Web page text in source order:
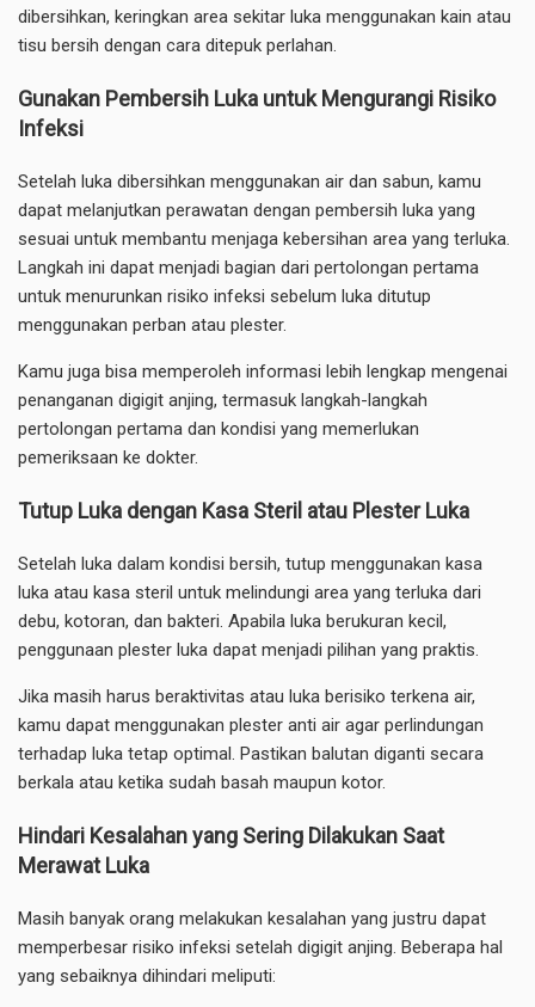
dibersihkan, keringkan area sekitar luka menggunakan kain atau
tisu bersih dengan cara ditepuk perlahan.
Gunakan Pembersih Luka untuk Mengurangi Risiko
Infeksi
Setelah luka dibersihkan menggunakan air dan sabun, kamu
dapat melanjutkan perawatan dengan pembersih luka yang
sesuai untuk membantu menjaga kebersihan area yang terluka.
Langkah ini dapat menjadi bagian dari pertolongan pertama
untuk menurunkan risiko infeksi sebelum luka ditutup
menggunakan perban atau plester.
Kamu juga bisa memperoleh informasi lebih lengkap mengenai
penanganan digigit anjing, termasuk langkah-langkah
pertolongan pertama dan kondisi yang memerlukan
pemeriksaan ke dokter.
Tutup Luka dengan Kasa Steril atau Plester Luka
Setelah luka dalam kondisi bersih, tutup menggunakan kasa
luka atau kasa steril untuk melindungi area yang terluka dari
debu, kotoran, dan bakteri. Apabila luka berukuran kecil,
penggunaan plester luka dapat menjadi pilihan yang praktis.
Jika masih harus beraktivitas atau luka berisiko terkena air,
kamu dapat menggunakan plester anti air agar perlindungan
terhadap luka tetap optimal. Pastikan balutan diganti secara
berkala atau ketika sudah basah maupun kotor.
Hindari Kesalahan yang Sering Dilakukan Saat
Merawat Luka
Masih banyak orang melakukan kesalahan yang justru dapat
memperbesar risiko infeksi setelah digigit anjing. Beberapa hal
yang sebaiknya dihindari meliputi: